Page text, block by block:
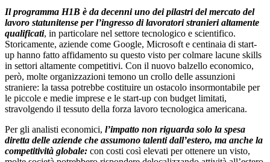
Il programma H1B è da decenni uno dei pilastri del mercato del
lavoro statunitense per l’ingresso di lavoratori stranieri altamente
qualificati, in particolare nel settore tecnologico e scientifico.
Storicamente, aziende come Google, Microsoft e centinaia di start-
up hanno fatto affidamento su questo visto per colmare lacune skills
in settori altamente competitivi. Con il nuovo balzello economico,
però, molte organizzazioni temono un crollo delle assunzioni
straniere: la tassa potrebbe costituire un ostacolo insormontabile per
le piccole e medie imprese e le start-up con budget limitati,
stravolgendo il tessuto della forza lavoro tecnologica americana.
Per gli analisti economici, l’impatto non riguarda solo la spesa
diretta delle aziende che assumono talenti dall’estero, ma anche la
competitività globale: con costi così elevati per ottenere un visto,